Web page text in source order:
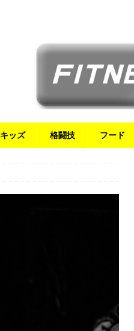
キッズ 格闘技 フード